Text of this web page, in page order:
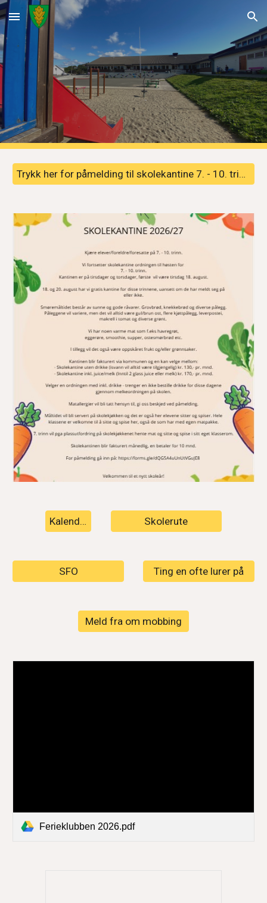
Skip to main content Skip to navigation
Trykk her for påmelding til skolekantine 7. - 10. trinn skoleåret 26/27
Kalender Skolerute
SFO Ting en ofte lurer på
Meld fra om mobbing
Ferieklubben 2026.pdf